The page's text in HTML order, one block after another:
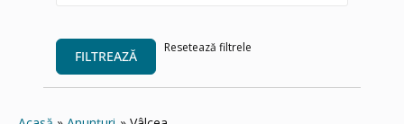
FILTREAZĂ
Resetează filtrele